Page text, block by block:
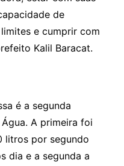
de
e cumprir com
Kalil Baracat.
é a segunda
A primeira foi
litros por segundo
dia e a segunda a